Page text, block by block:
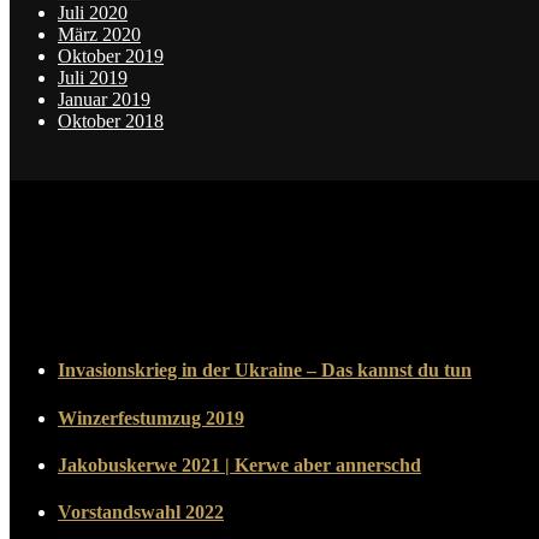
Juli 2020
März 2020
Oktober 2019
Juli 2019
Januar 2019
Oktober 2018
Invasionskrieg in der Ukraine – Das kannst du tun
Winzerfestumzug 2019
Jakobuskerwe 2021 | Kerwe aber annerschd
Vorstandswahl 2022